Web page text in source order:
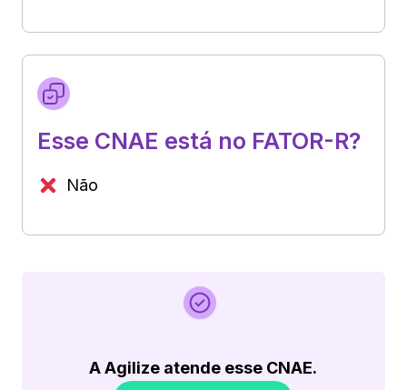
Esse CNAE está no FATOR-R?
Não
A Agilize atende esse CNAE.